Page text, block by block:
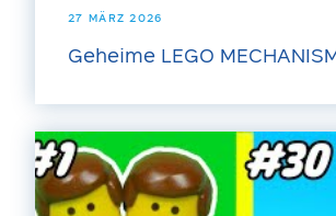
27 MÄRZ 2026
Geheime LEGO